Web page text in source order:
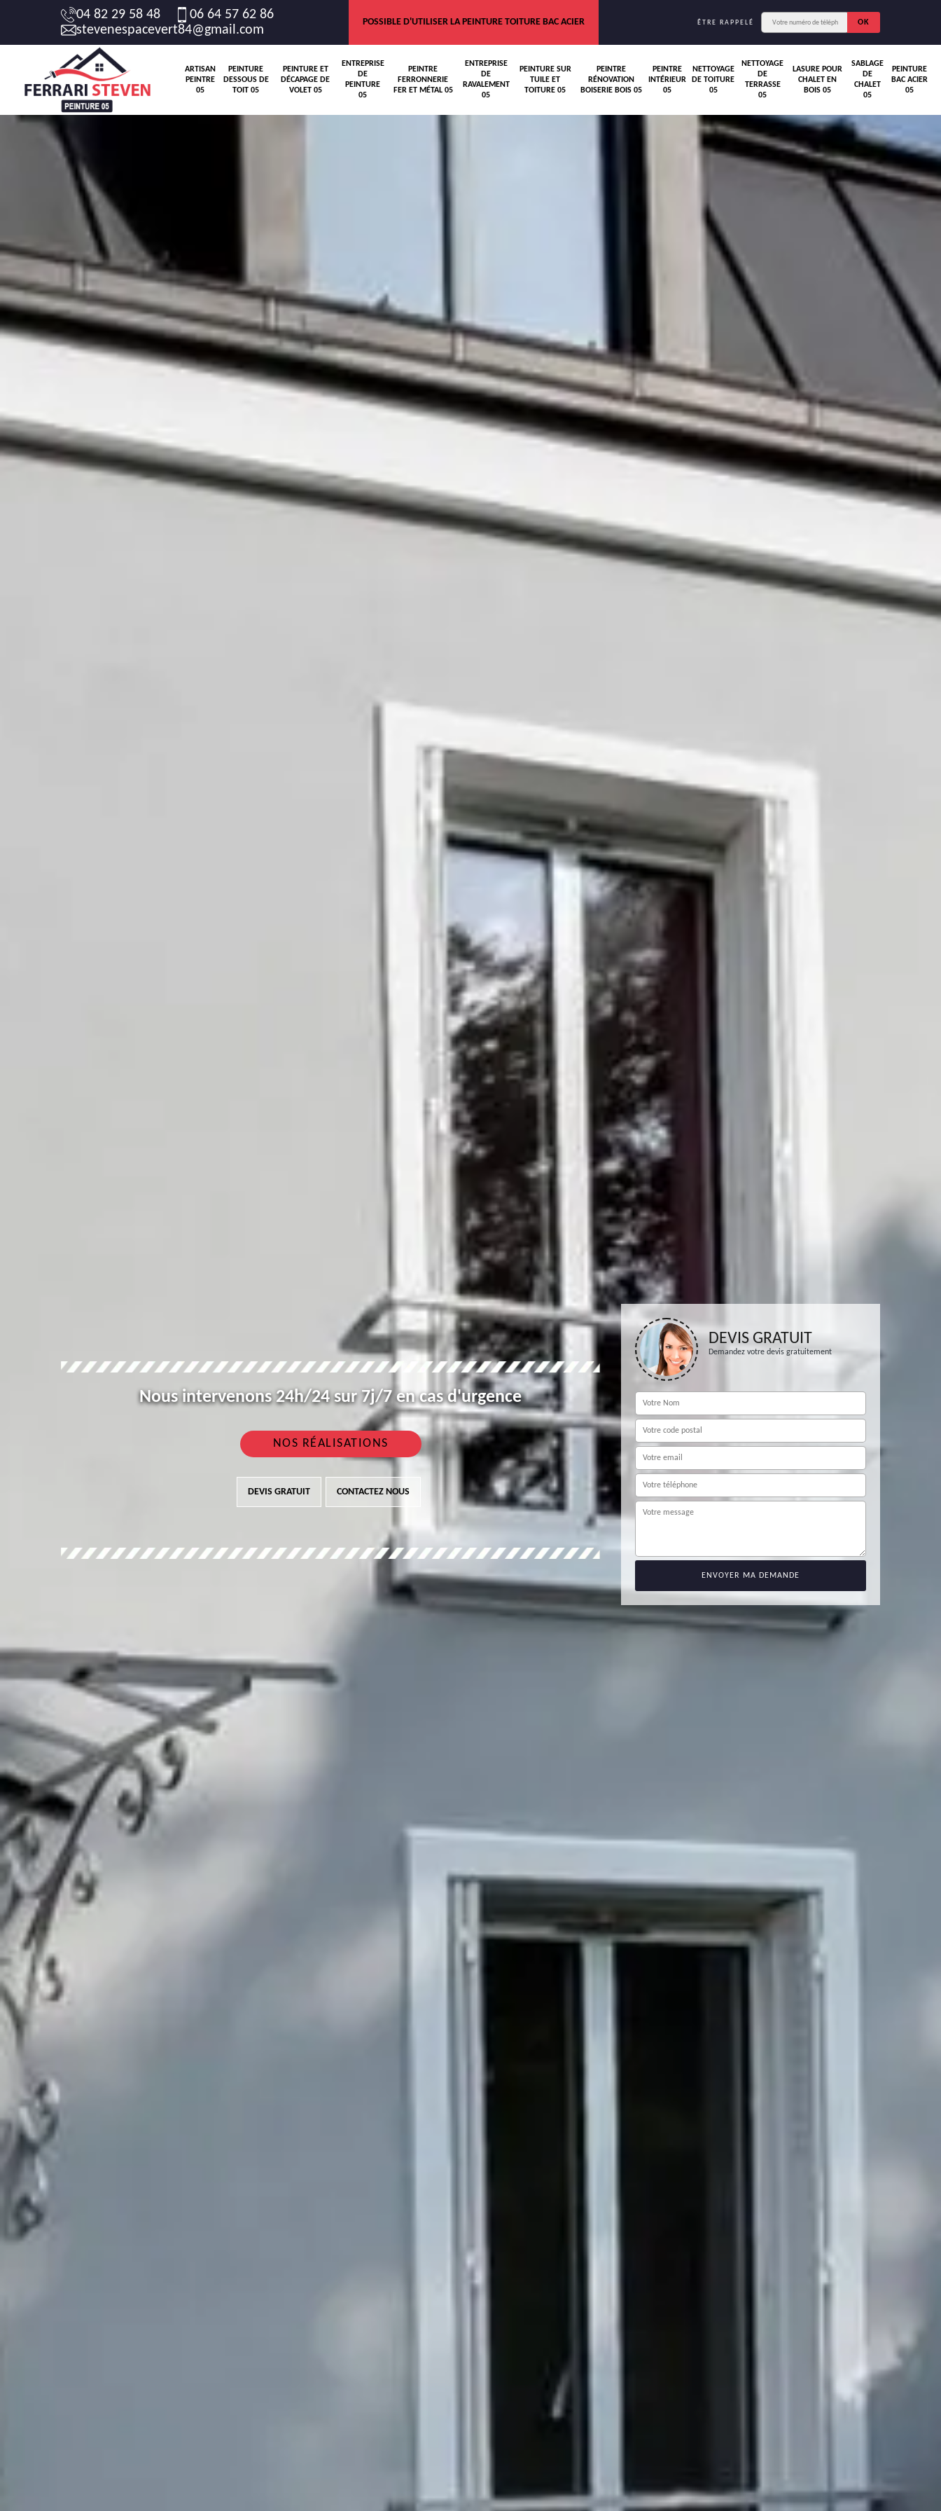
04 82 29 58 48
06 64 57 62 86
stevenespacevert84@gmail.com
POSSIBLE D'UTILISER LA PEINTURE TOITURE BAC ACIER ÊTRE RAPPELÉ
ARTISAN
PEINTRE
05
PEINTURE
DESSOUS DE
TOIT 05
PEINTURE ET
DÉCAPAGE DE
VOLET 05
ENTREPRISE
DE
PEINTURE
05
PEINTRE
FERRONNERIE
FER ET MÉTAL 05
ENTREPRISE
DE
RAVALEMENT
05
PEINTURE SUR
TUILE ET
TOITURE 05
PEINTRE
RÉNOVATION
BOISERIE BOIS 05
PEINTRE
INTÉRIEUR
05
NETTOYAGE
DE TOITURE
05
NETTOYAGE
DE
TERRASSE
05
LASURE POUR
CHALET EN
BOIS 05
SABLAGE
DE
CHALET
05
PEINTURE
BAC ACIER
05
Nous intervenons 24h/24 sur 7j/7 en cas d'urgence
NOS RÉALISATIONS
DEVIS GRATUIT CONTACTEZ NOUS
DEVIS GRATUIT
Demandez votre devis gratuitement